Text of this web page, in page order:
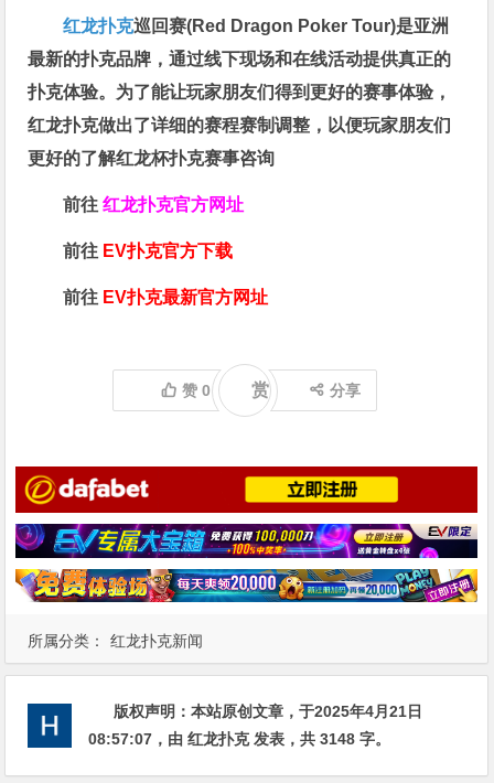
所属分类： 红龙扑克新闻
红龙扑克巡回赛​(Red Dragon Poker Tour)是亚洲
最新的扑克品牌，通过线下现场和在线活动提供真正的
扑克体验。为了能让玩家朋友们得到更好的赛事体验，
红龙扑克做出了详细的赛程赛制调整，以便玩家朋友们
更好的了解红龙杯扑克赛事咨询
前往红龙扑克官方网址
前往 EV扑克官方下载
前往 EV扑克最新官方网址
赞0 赏 分享
版权声明：本站原创文章，于2025年4月21日
08:57:07 ，由红龙扑克发表，共 3148 字。